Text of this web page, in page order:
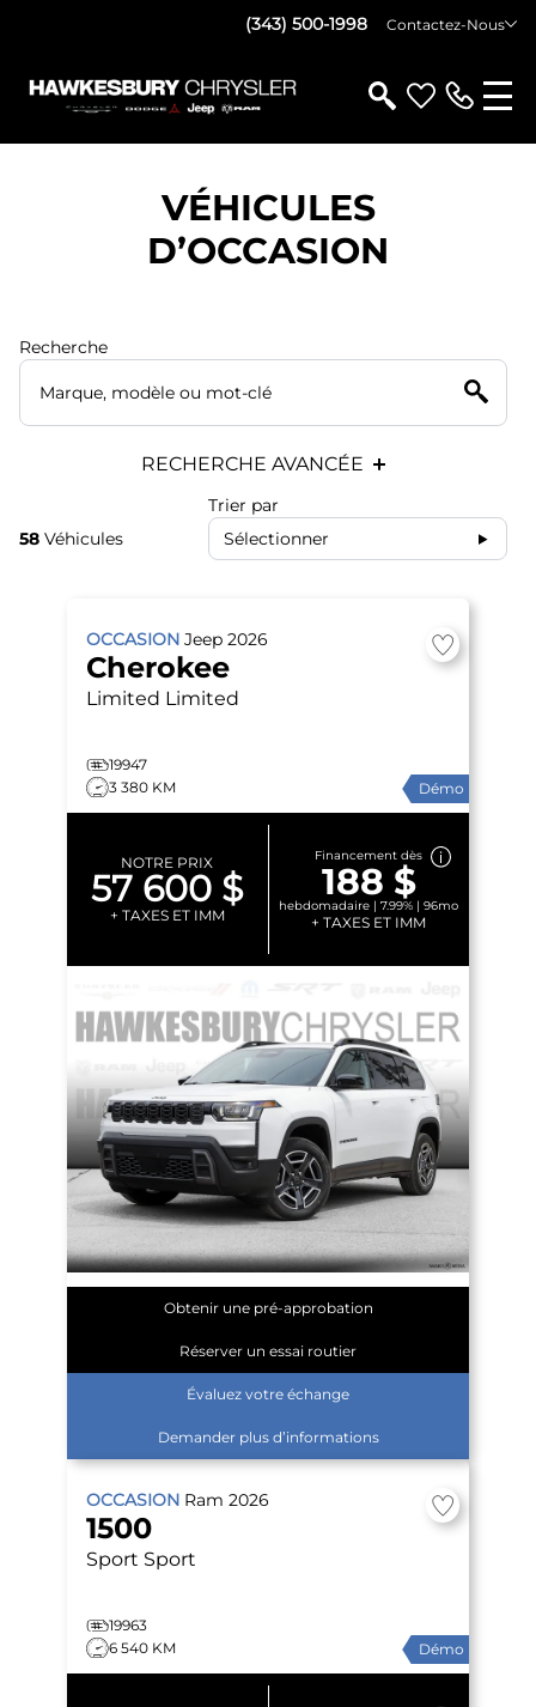
(343) 500-1998 Contactez-Nous
VÉHICULES
D’OCCASION
Recherche
RECHERCHE AVANCÉE
58 Véhicules
Trier par
Sélectionner
OCCASION Jeep 2026
Cherokee
Limited Limited
19947
3 380 KM
Démo
NOTRE PRIX
57 600 $
+ TAXES ET IMM
Financement dès
188 $
hebdomadaire | 7.99% | 96mo
+ TAXES ET IMM
Obtenir une pré-approbation
Réserver un essai routier
Évaluez votre échange
Demander plus d’informations
OCCASION Ram 2026
1500
Sport Sport
19963
6 540 KM
Démo